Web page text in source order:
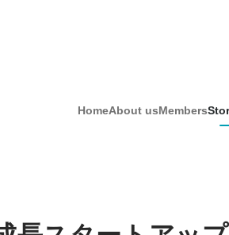
HomeAbout usMembers